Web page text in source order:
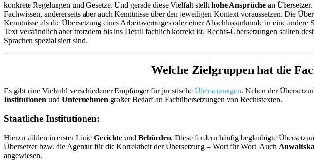
konkrete Regelungen und Gesetze. Und gerade diese Vielfalt stellt hohe Ansprüche an
Fachwissen, andererseits aber auch Kenntnisse über den jeweiligen Kontext voraussetzen. Die
Kenntnisse als die Übersetzung eines Arbeitsvertrages oder einer Abschlussurkunde in eine andere
Text verständlich aber trotzdem bis ins Detail fachlich korrekt ist. Rechts-Übersetzungen sollten
Sprachen spezialisiert sind.
Welche Zielgruppen hat die
Es gibt eine Vielzahl verschiedener Empfänger für juristische Übersetzungen. Neben der
Institutionen und Unternehmen großer Bedarf an Fachübersetzungen von Rechtstexten.
Staatliche Institutionen:
Hierzu zählen in erster Linie Gerichte und Behörden. Diese fordern häufig beglaubigte
Übersetzer bzw. die Agentur für die Korrektheit der Übersetzung – Wort für Wort. Auch
angewiesen.